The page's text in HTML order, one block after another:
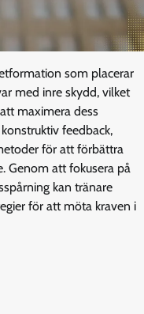
som placerar
med inre skydd, vilket
maximera dess
feedback,
för att förbättra
Genom att fokusera på
kan tränare
för att möta kraven i